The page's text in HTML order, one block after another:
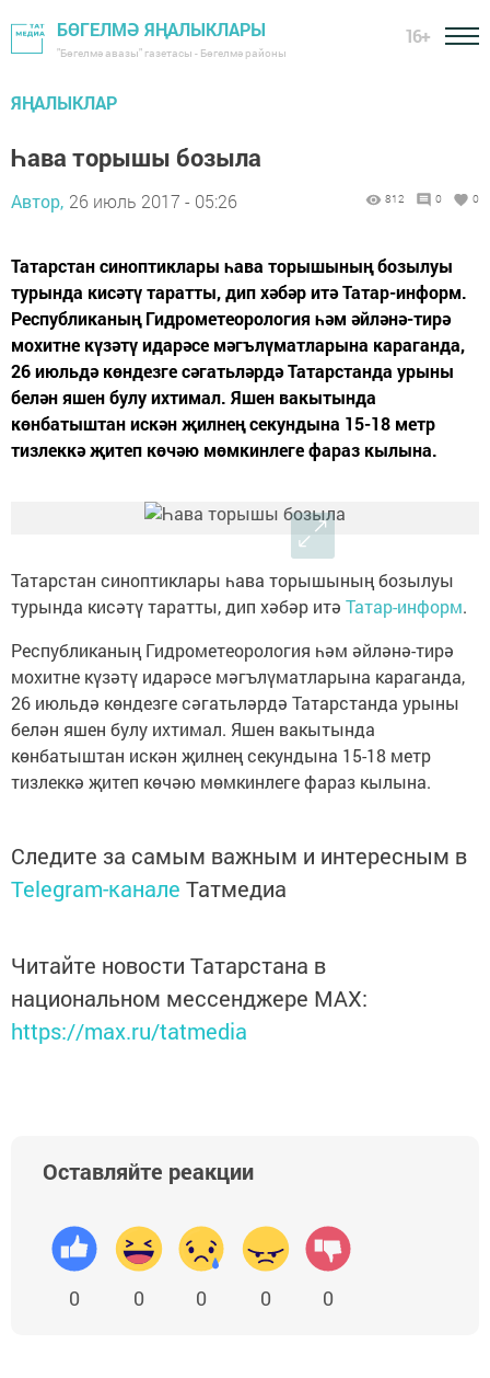
БӨГЕЛМӘ ЯҢАЛЫКЛАРЫ
"Бөгелмә авазы" газетасы - Бөгелмә районы
16+
ЯҢАЛЫКЛАР
Һава торышы бозыла
Автор, 26 июль 2017 - 05:26 812 0 0
Татарстан синоптиклары һава торышының бозылуы
турында кисәтү таратты, дип хәбәр итә Татар-информ.
Республиканың Гидрометеорология һәм әйләнә-тирә
мохитне күзәтү идарәсе мәгълүматларына караганда,
26 июльдә көндезге сәгатьләрдә Татарстанда урыны
белән яшен булу ихтимал. Яшен вакытында
көнбатыштан искән җилнең секундына 15-18 метр
тизлеккә җитеп көчәю мөмкинлеге фараз кылына.
Татарстан синоптиклары һава торышының бозылуы
турында кисәтү таратты, дип хәбәр итә Татар-информ.
Республиканың Гидрометеорология һәм әйләнә-тирә
мохитне күзәтү идарәсе мәгълүматларына караганда,
26 июльдә көндезге сәгатьләрдә Татарстанда урыны
белән яшен булу ихтимал. Яшен вакытында
көнбатыштан искән җилнең секундына 15-18 метр
тизлеккә җитеп көчәю мөмкинлеге фараз кылына.
Следите за самым важным и интересным в
Telegram-канале Татмедиа
Читайте новости Татарстана в
национальном мессенджере MАХ:
https://max.ru/tatmedia
Оставляйте реакции
0 0 0 0 0